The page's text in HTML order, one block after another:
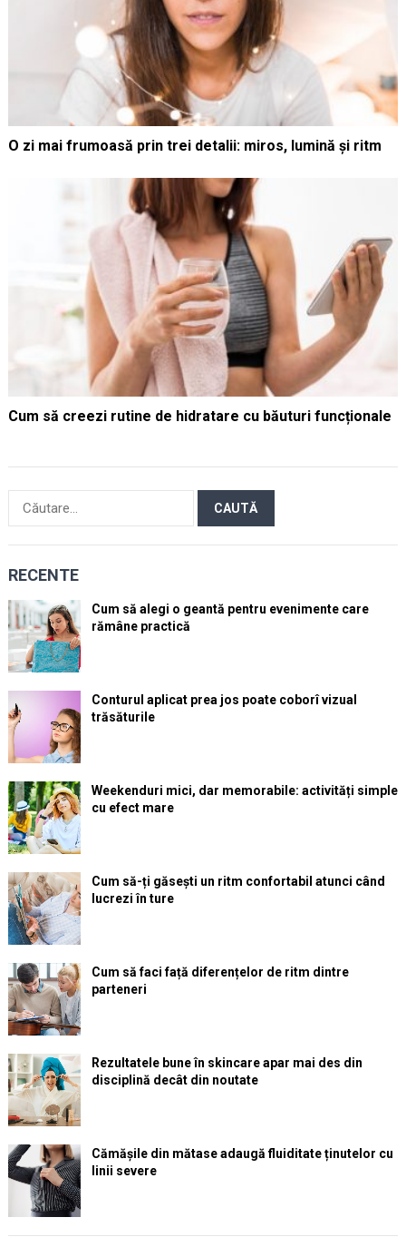
O zi mai frumoasă prin trei detalii: miros, lumină și ritm
Cum să creezi rutine de hidratare cu băuturi funcționale
după:
RECENTE
Cum să alegi o geantă pentru evenimente care
rămâne practică
Conturul aplicat prea jos poate coborî vizual
trăsăturile
Weekenduri mici, dar memorabile: activități simple
cu efect mare
Cum să-ți găsești un ritm confortabil atunci când
lucrezi în ture
Cum să faci față diferențelor de ritm dintre
parteneri
Rezultatele bune în skincare apar mai des din
disciplină decât din noutate
Cămășile din mătase adaugă fluiditate ținutelor cu
linii severe